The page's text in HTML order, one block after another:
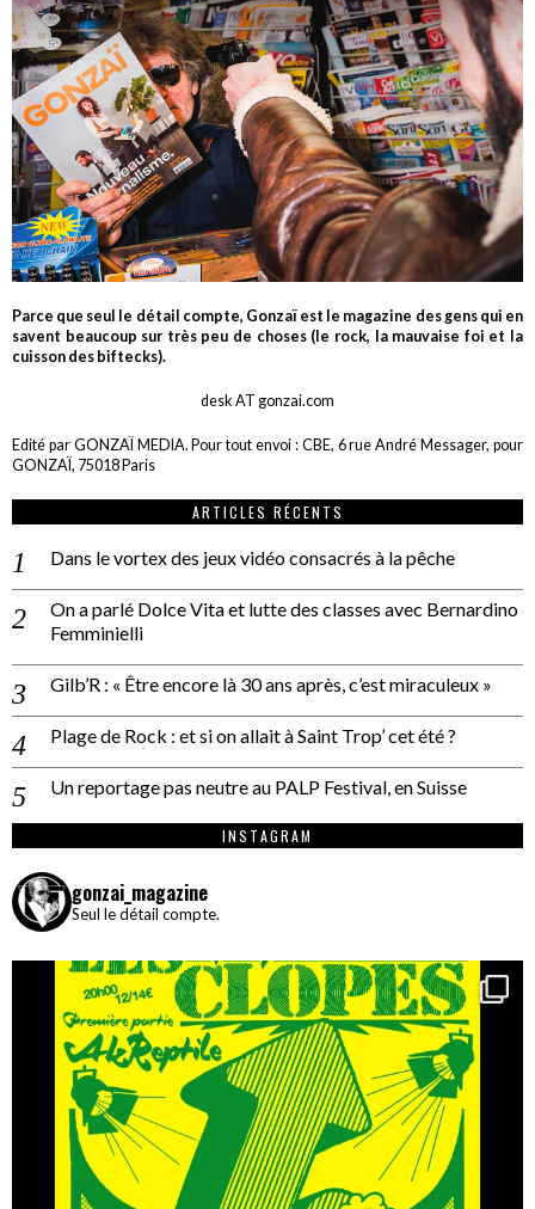
Parce que seul le détail compte, Gonzaï est le magazine des gens qui en
savent beaucoup sur très peu de choses (le rock, la mauvaise foi et la
cuisson des biftecks).
desk AT gonzai.com
Edité par GONZAÏ MEDIA. Pour tout envoi : CBE, 6 rue André Messager, pour
GONZAÏ, 75018 Paris
ARTICLES RÉCENTS
Dans le vortex des jeux vidéo consacrés à la pêche
On a parlé Dolce Vita et lutte des classes avec Bernardino
Femminielli
Gilb’R : « Être encore là 30 ans après, c’est miraculeux »
Plage de Rock : et si on allait à Saint Trop’ cet été ?
Un reportage pas neutre au PALP Festival, en Suisse
INSTAGRAM
gonzai_magazine
Seul le détail compte.